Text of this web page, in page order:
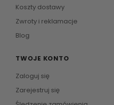
Koszty dostawy
Zwroty i reklamacje
Blog
TWOJE KONTO
Zaloguj się
Zarejestruj się